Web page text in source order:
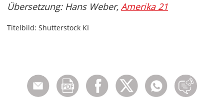
Übersetzung: Hans Weber, Amerika 21
Titelbild: Shutterstock KI